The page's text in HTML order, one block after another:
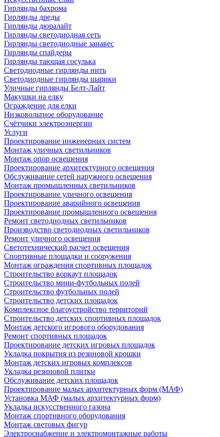
Гирлянды бахрома
Гирлянды дреды
Гирлянды дюралайт
Гирлянды светодиодная сеть
Гирлянды светодиодные занавес
Гирлянды спайдеры
Гирлянды тающая сосулька
Светодиодные гирлянды нить
Светодиодные гирлянды шарики
Уличные гирлянды Белт-Лайт
Макушки на елку
Ограждение для елки
Низковольтное оборудование
Счётчики электроэнергии
Услуги
Проектирование инженерных систем
Монтаж уличных светильников
Монтаж опор освещения
Проектирование архитектурного освещения
Обслуживание сетей наружного освещения
Монтаж промышленных светильников
Проектирование уличного освещения
Проектирование аварийного освещения
Проектирование промышленного освещения
Ремонт светодиодных светильников
Производство светодиодных светильников
Ремонт уличного освещения
Светотехнический расчет освещения
Спортивные площадки и сооружения
Монтаж ограждения спортивных площадок
Строительство воркаут площадок
Строительство мини-футбольных полей
Строительство футбольных полей
Строительство детских площадок
Комплексное благоустройство территорий
Строительство детских спортивных площадок
Монтаж детского игрового оборудования
Ремонт спортивных площадок
Проектирование детских игровых площадок
Укладка покрытия из резиновой крошки
Монтаж детских игровых комплексов
Укладка резиновой плитки
Обслуживание детских площадок
Проектирование малых архитектурных форм (МАФ)
Установка МАФ (малых архитектурных форм)
Укладка искусственного газона
Монтаж спортивного оборудования
Монтаж световых фигур
Электроснабжение и электромонтажные работы